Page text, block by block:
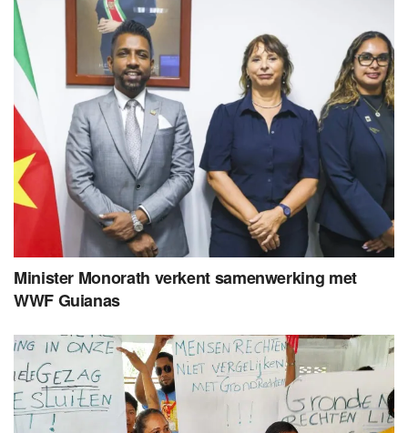
Minister Monorath verkent samenwerking met
WWF Guianas